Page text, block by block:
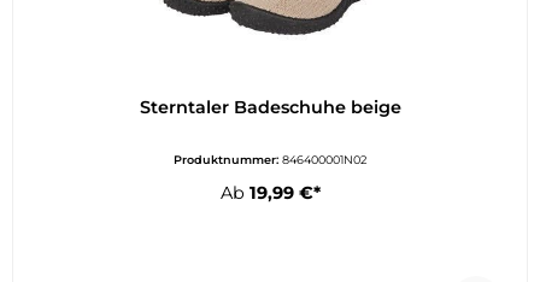
Sterntaler Badeschuhe beige
Produktnummer: 846400001N02
Ab 19,99 €*